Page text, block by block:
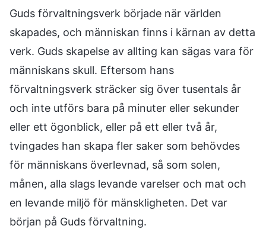
Guds förvaltningsverk började när världen
skapades, och människan finns i kärnan av detta
verk. Guds skapelse av allting kan sägas vara för
människans skull. Eftersom hans
förvaltningsverk sträcker sig över tusentals år
och inte utförs bara på minuter eller sekunder
eller ett ögonblick, eller på ett eller två år,
tvingades han skapa fler saker som behövdes
för människans överlevnad, så som solen,
månen, alla slags levande varelser och mat och
en levande miljö för mänskligheten. Det var
början på Guds förvaltning.